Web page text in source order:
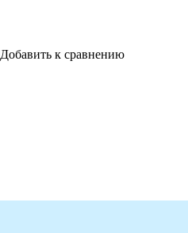
Добавить к сравнению